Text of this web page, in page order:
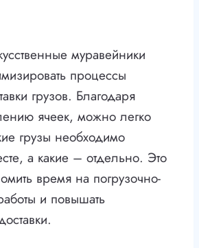
муравейники
процессы
грузов. Благодаря
ячеек, можно легко
грузы необходимо
а какие – отдельно. Это
время на погрузочно-
и повышать